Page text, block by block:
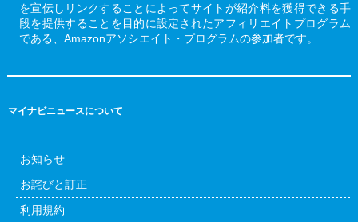
を宣伝しリンクすることによってサイトが紹介料を獲得できる手
段を提供することを目的に設定されたアフィリエイトプログラム
である、Amazonアソシエイト・プログラムの参加者です。
マイナビニュースについて
お知らせ
お詫びと訂正
利用規約